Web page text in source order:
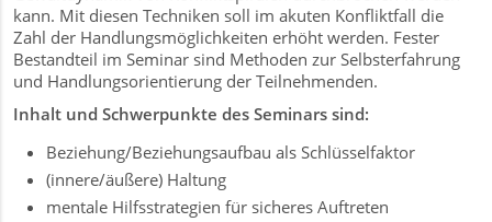
kann. Mit diesen Techniken soll im akuten Konfliktfall die
Zahl der Handlungsmöglichkeiten erhöht werden. Fester
Bestandteil im Seminar sind Methoden zur Selbsterfahrung
und Handlungsorientierung der Teilnehmenden.
Inhalt und Schwerpunkte des Seminars sind:
Beziehung/Beziehungsaufbau als Schlüsselfaktor
(innere/äußere) Haltung
mentale Hilfsstrategien für sicheres Auftreten